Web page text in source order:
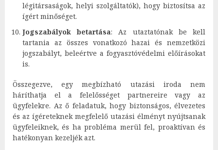
légitársaságok, helyi szolgáltatók), hogy biztosítsa az
ígért minőséget.
Jogszabályok betartása: Az utaztatónak be kell
tartania az összes vonatkozó hazai és nemzetközi
jogszabályt, beleértve a fogyasztóvédelmi előírásokat
is.
Összegezve, egy megbízható utazási iroda nem
háríthatja el a felelősséget partnereire vagy az
ügyfelekre. Az ő feladatuk, hogy biztonságos, élvezetes
és az ígéreteknek megfelelő utazási élményt nyújtsanak
ügyfeleiknek, és ha probléma merül fel, proaktívan és
hatékonyan kezeljék azt.